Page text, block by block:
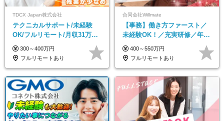
TDCX Japan株式会社
テクニカルサポート/未経験
OK/フルリモート/月収31万円
可/月最大3万のインセンティ
ブ支給/平均年齢33歳
300～400万円
フルリモートあり
合同会社Willmate
【事務】働き方ファースト／
未経験OK！／充実研修／年休
127日～／残業なし／平均20代
／リモートOK
400～550万円
フルリモートあり